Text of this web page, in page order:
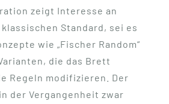
zeigt Interesse an
Standard, sei es
wie „Fischer Random“
die das Brett
Regeln modifizieren. Der
der Vergangenheit zwar